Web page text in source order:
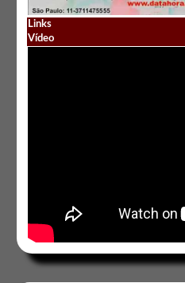
Links
Vídeo